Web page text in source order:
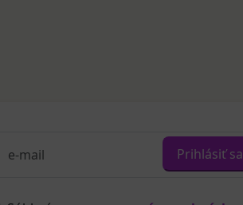
Prihlásiť sa